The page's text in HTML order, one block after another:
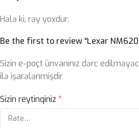
Hələ ki, rəy yoxdur.
Be the first to review “Lexar NM620
Sizin e-poçt ünvanınız dərc
ilə işarələnmişdir
Sizin reytinqiniz *